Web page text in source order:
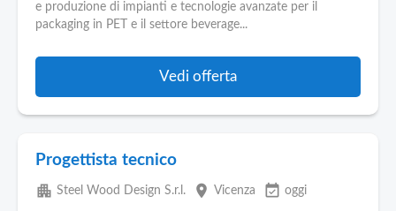
e produzione di impianti e tecnologie avanzate per il
packaging in PET e il settore beverage...
Vedi offerta
Progettista tecnico
apartment Steel Wood Design S.r.l. place Vicenza event_available oggi